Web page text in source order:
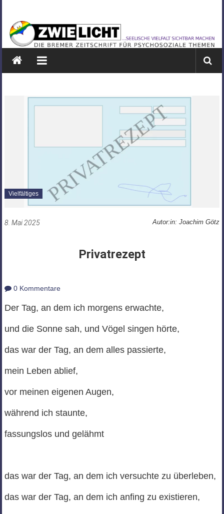
springen
ZWIELICHT
BREMEN
DIE
PSYCHOSOZIALE
Vielfältiges
8. Mai 2025 Autor:in: Joachim Götz
Privatrezept
0 Kommentare
Der Tag, an dem ich morgens erwachte,
und die Sonne sah, und Vögel singen hörte,
das war der Tag, an dem alles passierte,
mein Leben ablief,
vor meinen eigenen Augen,
während ich staunte,
fassungslos und gelähmt
das war der Tag, an dem ich versuchte zu überleben,
das war der Tag, an dem ich anfing zu existieren,